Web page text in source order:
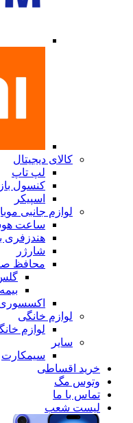
کالای دیجیتال
لپ تاپ
کنسول
اسپیکر
لوازم جانبی
ساعت
هندزفری
شارژر
محافظ
بیمه
لوازم خانگی
لوازم
سایر
سیمکارت
خرید اقساطی
وتوس مگ
تماس با ما
لیست شعب